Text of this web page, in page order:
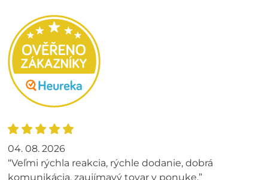
04. 08. 2026
“Veľmi rýchla reakcia, rýchle dodanie, dobrá
komunikácia, zaujímavý tovar v ponuke.”